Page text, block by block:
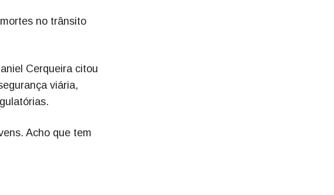
no trânsito
Cerqueira citou
viária,
Acho que tem